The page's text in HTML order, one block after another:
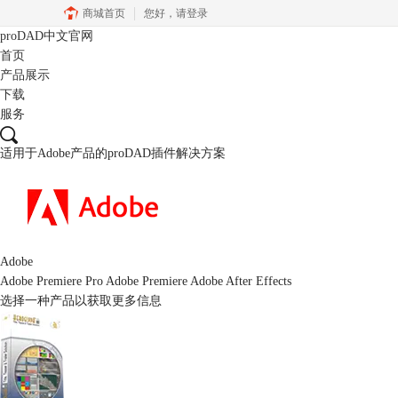
商城首页 您好， 请登录
proDAD中文官网
首页
产品展示
下载
服务
适用于Adobe产品的proDAD插件解决方案
Adobe
Adobe Premiere Pro Adobe Premiere Adobe After Effects
选择一种产品以获取更多信息